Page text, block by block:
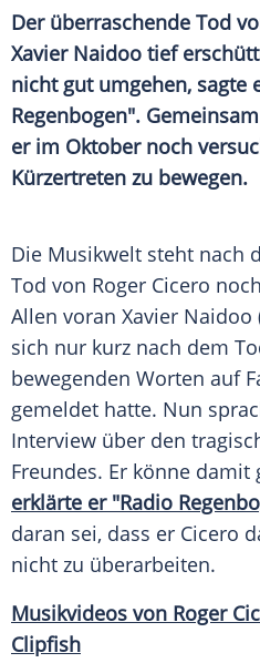
Der überraschende Tod
Xavier Naidoo tief
nicht gut umgehen, sagte
Regenbogen".
er im Oktober noch
Kürzertreten zu bewegen.
Die Musikwelt steht nach
Tod von Roger Cicero
Allen voran Xavier Naidoo
sich nur kurz nach dem
bewegenden Worten auf
gemeldet hatte. Nun
Interview über den
Freundes. Er könne
erklärte er "Radio
daran sei, dass er Cicero
nicht zu überarbeiten.
Musikvideos von Roger
Clipfish